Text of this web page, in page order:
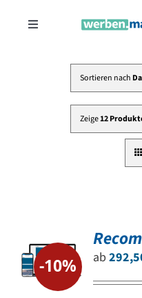
InhaltToggle
Marketingtrends
Neu
Zeitungsanzeigen
Sortieren nach
Zeige12
-10% ab